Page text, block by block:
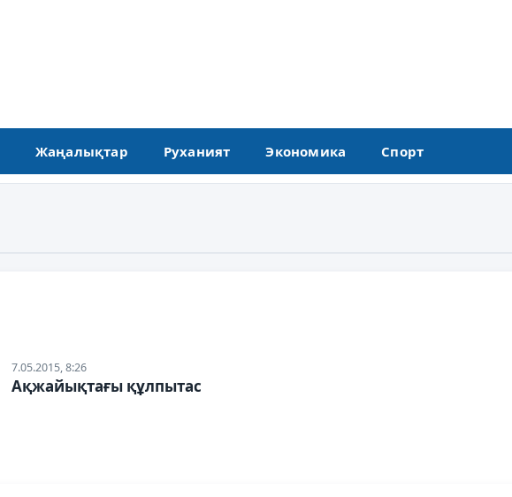
Жаңалықтар Руханият Экономика Спорт
7.05.2015, 8:26
Ақжайықтағы құлпытас